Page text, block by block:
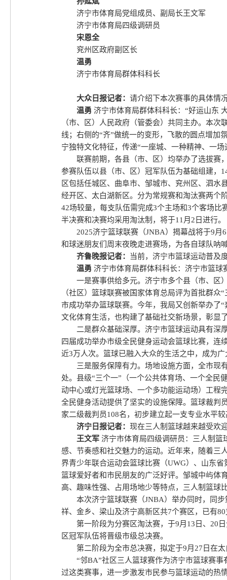
济宁市体育局党组成员、副局长王文军
济宁市体育局四级调研员
宋恩全
兖州区政府副区长
温勇
济宁市体育局群体科科长
大众日报记者： 请介绍下本次赛事的具体情
温勇 济宁市体育局群体科科长：“好运山东
（市、区）人民政府（管委会）共同主办。本次
线；右侧的“齐”做统一的变形，飞散的圆点增加
宁独特文化特征，传递“一座城、一种精神、一
联赛前期，各县（市、区）均举办了选拔赛
参赛队伍以县（市、区）冠军队伍为基础组建，
区包括任城区、曲阜市、邹城市、兖州区、泗水
经开区、太白湖新区。分为常规赛和淘汰赛两个
42场较量，每支队伍需完成3个主场和3个客场
半决赛和决赛均采用淘汰制，将于11月2日进行。
2025济宁篮球联赛（JNBA）揭幕战将于9
和球迷朋友们周末夜晚走进赛场，为各自球队呐
齐鲁晚报记者：
当前，济宁市篮球运动普及
温勇 济宁市体育局群体科科长：济宁市篮
一是赛事供给多元。济宁市多个县（市、区
（社区）篮球联赛被国家体育总局评为首批群
市成功举办篮球联赛。今年，我局又创新举办了
文化体育生活，也构建了基础社交新场景，彰显
二是群众基础深厚。济宁市篮球运动具有深
四届成功举办市级全民健身运动会篮球比赛，连
近3万人次。篮球已融入大众的生活之中，成为
三是服务保障有力。场地设施方面，全市现
处。县级“三个一”（一个公共体育场、一个全民
动中心或灯光篮球场、一个多功能运动场）工程
全民健身活动提供了坚实的设施保障。篮球裁判
家二级裁判员108名，初步建立起一支专业水平
济宁日报记者： 现在三人制篮球越来越受欢
王文军 济宁市体育局四级调研员：三人制篮
感、节奏感和社交魅力的运动。近年来，随着三
界青少年联合运动会篮球比赛（UWG）、山东
篮球爱好者和市民朋友的广泛好评。邹城中屿体
高、趣味性强、占用场地少等特点，三人制篮球
本次济宁篮球联赛（JNBA）举办同时，同
祥、金乡、梁山及济宁高新区共7个赛区，已有
第一阶段为分赛区淘汰赛，于9月13日、20
区冠军队伍将晋级市级总决赛。
第二阶段为全市总决赛，拟定于9月27日在
“邻BA”社区三人篮球赛作为济宁市篮球赛
过这类赛事，进一步激发市民参与篮球运动的热